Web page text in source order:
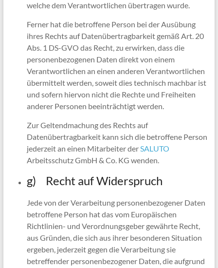
welche dem Verantwortlichen übertragen wurde.
Ferner hat die betroffene Person bei der Ausübung
ihres Rechts auf Datenübertragbarkeit gemäß Art. 20
Abs. 1 DS-GVO das Recht, zu erwirken, dass die
personenbezogenen Daten direkt von einem
Verantwortlichen an einen anderen Verantwortlichen
übermittelt werden, soweit dies technisch machbar ist
und sofern hiervon nicht die Rechte und Freiheiten
anderer Personen beeinträchtigt werden.
Zur Geltendmachung des Rechts auf
Datenübertragbarkeit kann sich die betroffene Person
jederzeit an einen Mitarbeiter derSALUTO
Arbeitsschutz GmbH & Co. KG wenden.
g) Recht auf Widerspruch
Jede von der Verarbeitung personenbezogener Daten
betroffene Person hat das vom Europäischen
Richtlinien- und Verordnungsgeber gewährte Recht,
aus Gründen, die sich aus ihrer besonderen Situation
ergeben, jederzeit gegen die Verarbeitung sie
betreffender personenbezogener Daten, die aufgrund